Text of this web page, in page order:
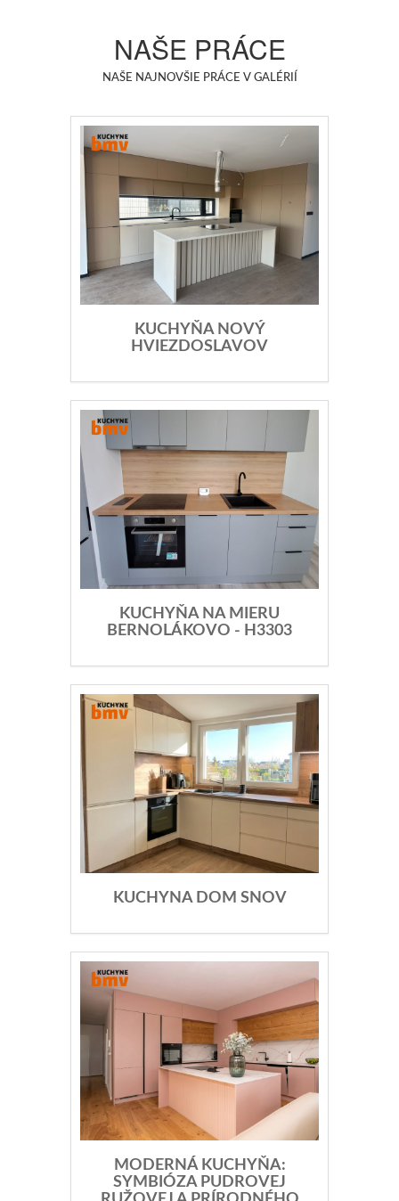
NAŠE PRÁCE
NAŠE NAJNOVŠIE PRÁCE V GALÉRIÍ
KUCHYŇA NOVÝ
HVIEZDOSLAVOV
KUCHYŇA NA MIERU
BERNOLÁKOVO - H3303
KUCHYNA DOM SNOV
MODERNÁ KUCHYŇA:
SYMBIÓZA PUDROVEJ